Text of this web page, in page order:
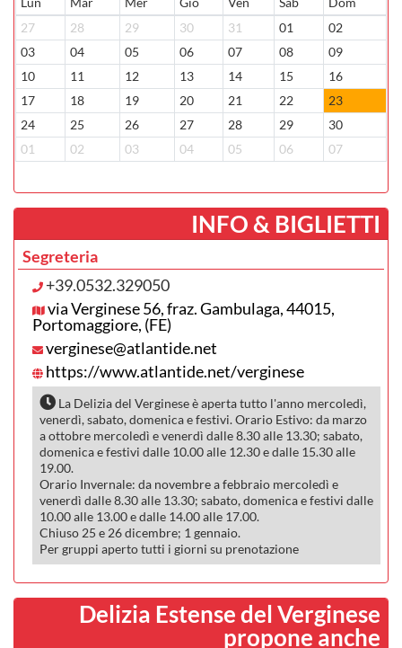
27
28 29 30 31 01
02
03
04 05 06 07 08
09
10
11 12 13 14 15
16
17
18 19 20 21 22
23
24
25 26 27 28 29
30
01
02 03 04 05 06 07
­INFO & BIGLIETTI
Segreteria
+39.0532.329050
via Verginese 56, fraz. Gambulaga, 44015,
Portomaggiore, (FE)
verginese@atlantide.net
https://www.atlantide.net/verginese
La Delizia del Verginese è aperta tutto l'anno mercoledì,
venerdì, sabato, domenica e festivi. Orario Estivo: da marzo
a ottobre mercoledì e venerdì dalle 8.30 alle 13.30; sabato,
domenica e festivi dalle 10.00 alle 12.30 e dalle 15.30 alle
19.00.
Orario Invernale: da novembre a febbraio mercoledì e
venerdì dalle 8.30 alle 13.30; sabato, domenica e festivi dalle
10.00 alle 13.00 e dalle 14.00 alle 17.00.
Chiuso 25 e 26 dicembre; 1 gennaio.
Per gruppi aperto tutti i giorni su prenotazione
Delizia Estense del Verginese
propone anche